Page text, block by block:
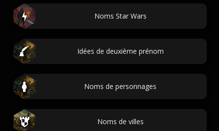
Noms Star Wars
Idées de deuxième prénom
Noms de personnages
Noms de villes